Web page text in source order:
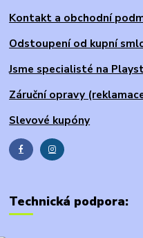
Kontakt a obchodní
Odstoupení od kupní
Jsme specialisté na
Záruční opravy
Slevové kupóny
Technická podpora: